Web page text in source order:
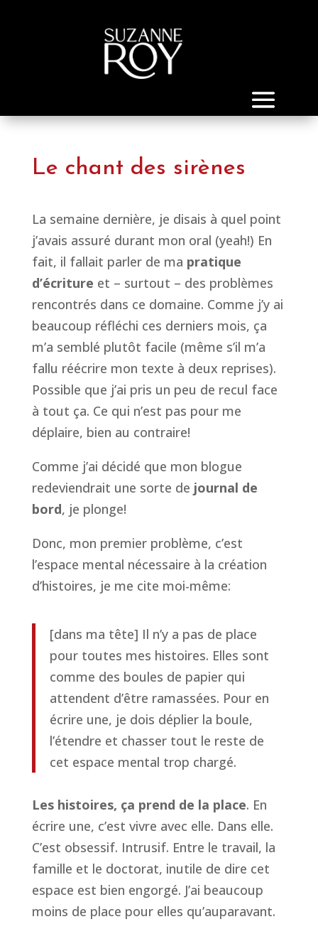
Le chant des sirènes
La semaine dernière, je disais à quel point
j’avais assuré durant mon oral (yeah!) En
fait, il fallait parler de ma pratique
d’écriture et – surtout – des problèmes
rencontrés dans ce domaine. Comme j’y ai
beaucoup réfléchi ces derniers mois, ça
m’a semblé plutôt facile (même s’il m’a
fallu réécrire mon texte à deux reprises).
Possible que j’ai pris un peu de recul face
à tout ça. Ce qui n’est pas pour me
déplaire, bien au contraire!
Comme j’ai décidé que mon blogue
redeviendrait une sorte de journal de
bord, je plonge!
Donc, mon premier problème, c’est
l’espace mental nécessaire à la création
d’histoires, je me cite moi-même:
[dans ma tête] Il n’y a pas de place
pour toutes mes histoires. Elles sont
comme des boules de papier qui
attendent d’être ramassées. Pour en
écrire une, je dois déplier la boule,
l’étendre et chasser tout le reste de
cet espace mental trop chargé.
Les histoires, ça prend de la place. En
écrire une, c’est vivre avec elle. Dans elle.
C’est obsessif. Intrusif. Entre le travail, la
famille et le doctorat, inutile de dire cet
espace est bien engorgé. J’ai beaucoup
moins de place pour elles qu’auparavant.